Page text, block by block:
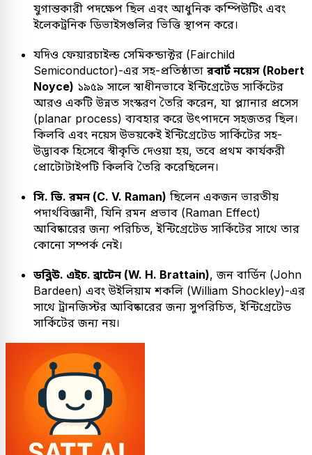
যুগান্তকারী পদক্ষেপ ছিল এবং আধুনিক কম্পিউটিং এবং
ইলেকট্রনিক ডিভাইসগুলির ভিত্তি স্থাপন করে।
যদিও ফেয়ারচাইল্ড সেমিকন্ডাক্টর (Fairchild
Semiconductor)-এর সহ-প্রতিষ্ঠাতা রবার্ট নয়েস (Robert
Noyce) ১৯৫৯ সালে স্বাধীনভাবে ইন্টিগ্রেটেড সার্কিটের
আরও একটি উন্নত সংস্করণ তৈরি করেন, যা প্ল্যানার প্রসেস
(planar process) ব্যবহার করে উৎপাদনে সহজতর ছিল।
কিলবি এবং নয়েস উভয়কেই ইন্টিগ্রেটেড সার্কিটের সহ-
উদ্ভাবক হিসেবে স্বীকৃতি দেওয়া হয়, তবে প্রথম কার্যকরী
প্রোটোটাইপটি কিলবি তৈরি করেছিলেন।
সি. ভি. রমন (C. V. Raman) ছিলেন একজন ভারতীয়
পদার্থবিজ্ঞানী, যিনি রমন প্রভাব (Raman Effect)
আবিষ্কারের জন্য পরিচিত, ইন্টিগ্রেটেড সার্কিটের সাথে তার
কোনো সম্পর্ক নেই।
ডব্লিউ. এইচ. ব্রাটেন (W. H. Brattain), জন বার্ডিন (John
Bardeen) এবং উইলিয়াম শকলি (William Shockley)-এর
সাথে ট্রানজিস্টর আবিষ্কারের জন্য সুপরিচিত, ইন্টিগ্রেটেড
সার্কিটের জন্য নয়।